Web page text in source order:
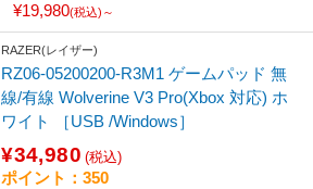
¥19,980(税込)～
RAZER(レイザー)
RZ06-05200200-R3M1 ゲームパッド 無
線/有線 Wolverine V3 Pro(Xbox 対応) ホ
ワイト ［USB /Windows］
¥34,980 (税込)
ポイント：350